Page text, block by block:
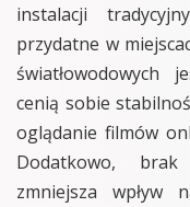
instalacji
przydatne w
światłowodowych
cenią sobie
oglądanie filmów
Dodatkowo, brak
zmniejsza wpływ